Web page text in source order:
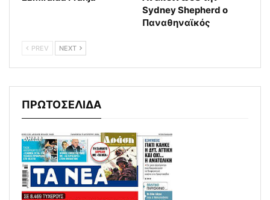
Sydney Shepherd ο
Παναθηναϊκός
PREV NEXT
ΠΡΩΤΟΣΕΛΙΔΑ